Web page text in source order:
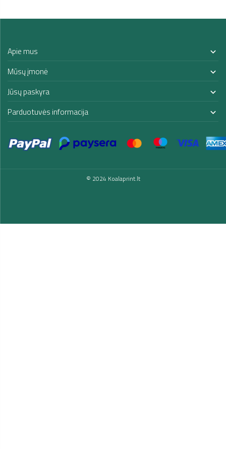
Apie mus 
Mūsų įmonė 
Jūsų paskyra 
Parduotuvės informacija 
© 2024 Koalaprint.lt